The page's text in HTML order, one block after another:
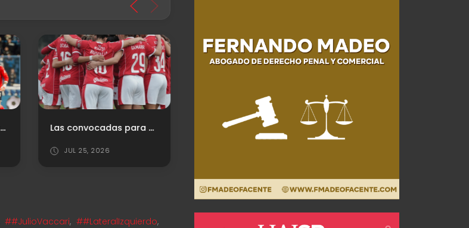
Santiago Arias: "Esto se define en los detalles" Las convocadas para el debut en el Clausura
JUL 25, 2026
##JulioVaccari, ##LateralIzquierdo,